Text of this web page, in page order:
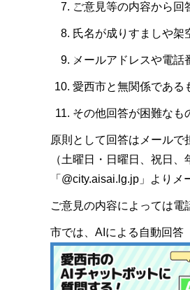
ご意見等の内容から回
氏名が成りすましや架
メールアドレスや電話
愛西市と無関係である
その他回答が困難なも
原則として回答はメール
（土曜日・日曜日、祝日
「@city.aisai.lg.jp」より
ご意見の内容によっては電
市では、AIによる自動回答